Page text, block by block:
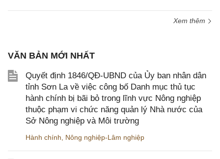
Xem thêm
VĂN BẢN MỚI NHẤT
Quyết định 1846/QĐ-UBND của Ủy ban nhân dân
tỉnh Sơn La về việc công bố Danh mục thủ tục
hành chính bị bãi bỏ trong lĩnh vực Nông nghiệp
thuộc phạm vi chức năng quản lý Nhà nước của
Sở Nông nghiệp và Môi trường
Hành chính Nông nghiệp-Lâm nghiệp